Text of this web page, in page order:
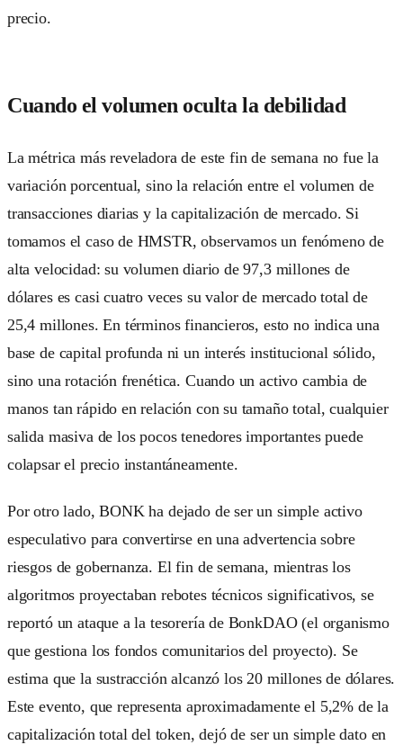
precio.
Cuando el volumen oculta la debilidad
La métrica más reveladora de este fin de semana no fue la
variación porcentual, sino la relación entre el volumen de
transacciones diarias y la capitalización de mercado. Si
tomamos el caso de HMSTR, observamos un fenómeno de
alta velocidad: su volumen diario de 97,3 millones de
dólares es casi cuatro veces su valor de mercado total de
25,4 millones. En términos financieros, esto no indica una
base de capital profunda ni un interés institucional sólido,
sino una rotación frenética. Cuando un activo cambia de
manos tan rápido en relación con su tamaño total, cualquier
salida masiva de los pocos tenedores importantes puede
colapsar el precio instantáneamente.
Por otro lado, BONK ha dejado de ser un simple activo
especulativo para convertirse en una advertencia sobre
riesgos de gobernanza. El fin de semana, mientras los
algoritmos proyectaban rebotes técnicos significativos, se
reportó un ataque a la tesorería de BonkDAO (el organismo
que gestiona los fondos comunitarios del proyecto). Se
estima que la sustracción alcanzó los 20 millones de dólares.
Este evento, que representa aproximadamente el 5,2% de la
capitalización total del token, dejó de ser un simple dato en